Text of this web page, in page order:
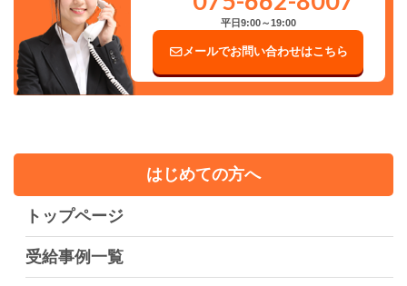
はじめての方へ
トップページ
受給事例一覧
平日9:00～19:00
メールでお問い合わせはこちら